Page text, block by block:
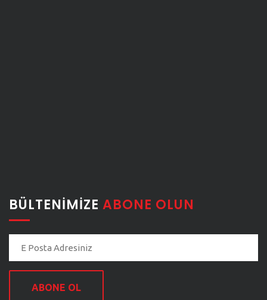
BÜLTENIMIZE ABONE OLUN
ABONE OL